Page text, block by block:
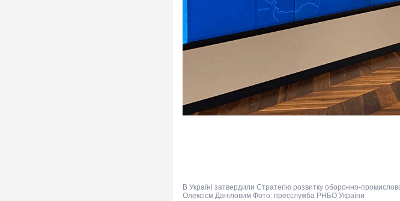
В Україні затвердили Стратегію розвитку оборонно-
Олексієм Даніловим Фото: пресслужба РНБО України